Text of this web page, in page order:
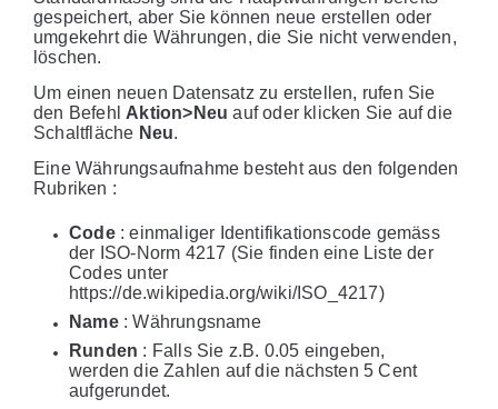
gespeichert, aber Sie können neue erstellen oder
umgekehrt die Währungen, die Sie nicht verwenden,
löschen.
Um einen neuen Datensatz zu erstellen, rufen Sie
den Befehl Aktion>Neu auf oder klicken Sie auf die
Schaltfläche Neu.
Eine Währungsaufnahme besteht aus den folgenden
Rubriken :
Code: einmaliger Identifikationscode gemäss
der ISO-Norm 4217 (Sie finden eine Liste der
Codes unter
https://de.wikipedia.org/wiki/ISO_4217)
Name: Währungsname
Runden : Falls Sie z.B. 0.05 eingeben,
werden die Zahlen auf die nächsten 5 Cent
aufgerundet.